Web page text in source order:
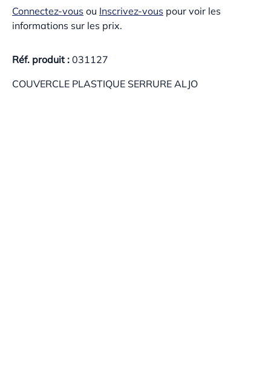
Connectez-vous ou Inscrivez-vous pour voir les
informations sur les prix.
Réf. produit : 031127
COUVERCLE PLASTIQUE SERRURE ALJO